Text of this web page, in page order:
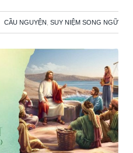
CẦU NGUYỆN SUY NIỆM SONG NGỮ